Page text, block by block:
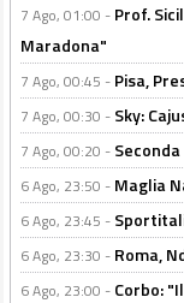
7 Ago, 01:00 - Prof.
Maradona"
7 Ago, 00:45 - Pisa,
7 Ago, 00:30 - Sky:
7 Ago, 00:20 -
6 Ago, 23:50 - Maglia
6 Ago, 23:45 -
6 Ago, 23:30 - Roma,
6 Ago, 23:00 - Corbo: